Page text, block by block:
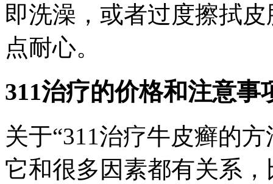
即洗澡，或者过度擦拭
点耐心。
311治疗的价格和注意事
关于“311治疗牛皮癣的
它和很多因素都有关系